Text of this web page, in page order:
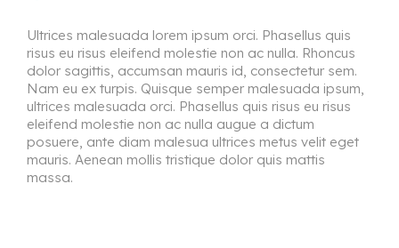
Ultrices malesuada lorem ipsum orci. Phasellus quis
risus eu risus eleifend molestie non ac nulla. Rhoncus
dolor sagittis, accumsan mauris id, consectetur sem.
Nam eu ex turpis. Quisque semper malesuada ipsum,
ultrices malesuada orci. Phasellus quis risus eu risus
eleifend molestie non ac nulla augue a dictum
posuere, ante diam malesua ultrices metus velit eget
mauris. Aenean mollis tristique dolor quis mattis
massa.